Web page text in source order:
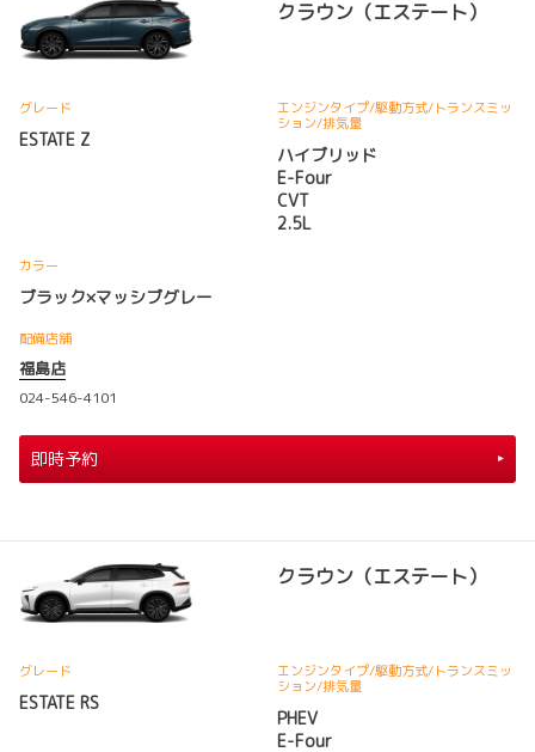
クラウン（エステート）
グレード
ESTATE Z
エンジンタイプ/駆動方式/トランスミッ
ション/排気量
ハイブリッド
E-Four
CVT
2.5L
カラー
ブラック×マッシブグレー
配備店舗
福島店
024-546-4101
即時予約
クラウン（エステート）
グレード
ESTATE RS
エンジンタイプ/駆動方式/トランスミッ
ション/排気量
PHEV
E-Four